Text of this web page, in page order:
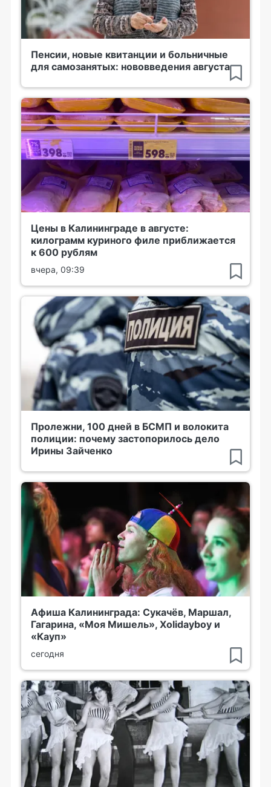
Пенсии, новые квитанции и больничные
для самозанятых: нововведения августа
Цены в Калининграде в августе:
килограмм куриного филе приближается
к 600 рублям
вчера, 09:39
Пролежни, 100 дней в БСМП и волокита
полиции: почему застопорилось дело
Ирины Зайченко
Афиша Калининграда: Сукачёв, Маршал,
Гагарина, «Моя Мишель», Xolidayboy и
«Кауп»
сегодня